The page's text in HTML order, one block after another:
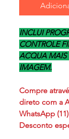
INCLUI
CONTROLE
ACQUA MAIS
IMAGEM.
Compre
direto com a
WhatsApp
Desconto